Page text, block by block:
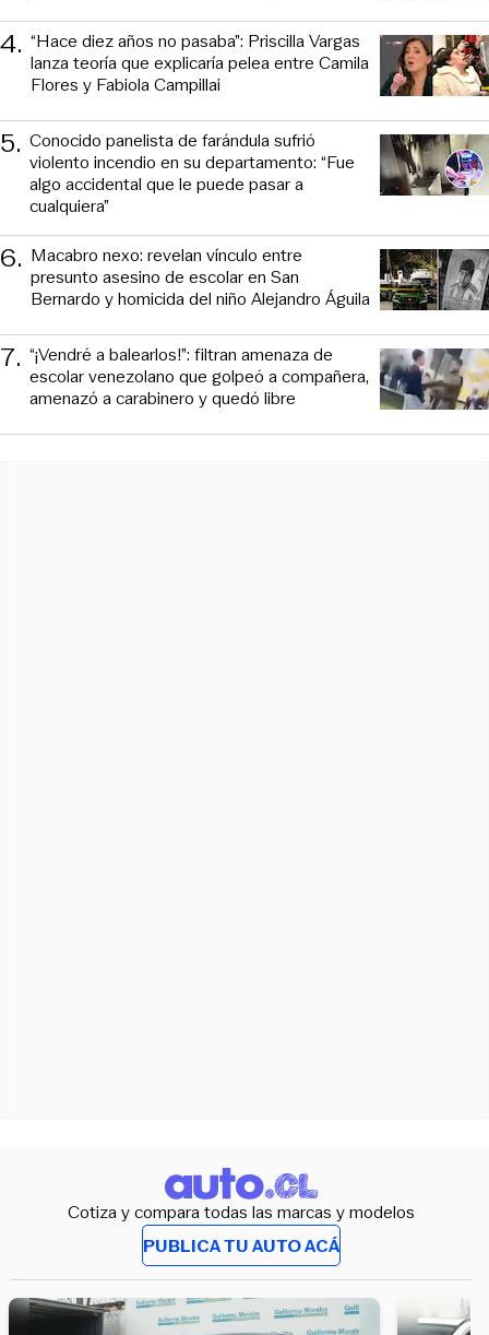
4. “Hace diez años no pasaba”: Priscilla Vargas
lanza teoría que explicaría pelea entre Camila
Flores y Fabiola Campillai
5. Conocido panelista de farándula sufrió
violento incendio en su departamento: “Fue
algo accidental que le puede pasar a
cualquiera”
6. Macabro nexo: revelan vínculo entre
presunto asesino de escolar en San
Bernardo y homicida del niño Alejandro Águila
7. “¡Vendré a balearlos!”: filtran amenaza de
escolar venezolano que golpeó a compañera,
amenazó a carabinero y quedó libre
Cotiza y compara todas las marcas y modelos
PUBLICA TU AUTO ACÁ